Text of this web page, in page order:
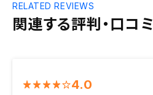
関連する評判・口コミ
RELATED REVIEWS
4.0